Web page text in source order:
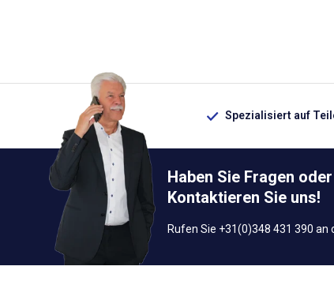
Spezialisiert auf
Haben Sie Fragen
Kontaktieren Sie uns!
Rufen Sie +31(0)348 431 390 an